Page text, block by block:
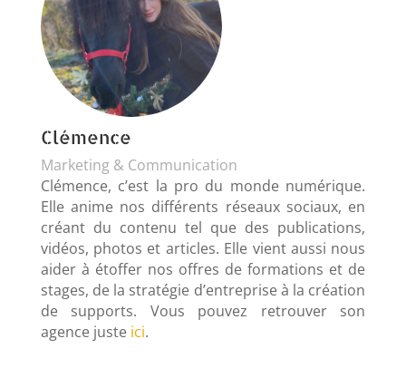
Clémence
Marketing & Communication
Clémence, c’est la pro du monde numérique.
Elle anime nos différents réseaux sociaux, en
créant du contenu tel que des publications,
vidéos, photos et articles. Elle vient aussi nous
aider à étoffer nos offres de formations et de
stages, de la stratégie d’entreprise à la création
de supports. Vous pouvez retrouver son
agence juste ici.